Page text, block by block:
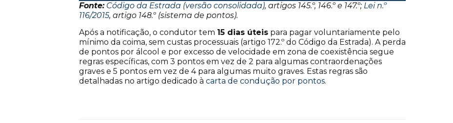
Fonte: Código da Estrada (versão consolidada), artigos 145.º, 146.º e 147.º; Lei n.º
116/2015, artigo 148.º (sistema de pontos).
Após a notificação, o condutor tem 15 dias úteis para pagar voluntariamente pelo
mínimo da coima, sem custas processuais (artigo 172.º do Código da Estrada). A perda
de pontos por álcool e por excesso de velocidade em zona de coexistência segue
regras específicas, com 3 pontos em vez de 2 para algumas contraordenações
graves e 5 pontos em vez de 4 para algumas muito graves. Estas regras são
detalhadas no artigo dedicado à carta de condução por pontos.